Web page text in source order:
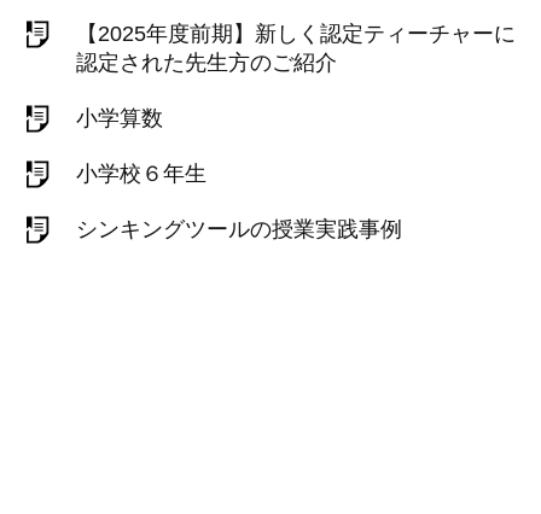
【2025年度前期】新しく認定ティーチャーに
認定された先生方のご紹介
小学算数
小学校６年生
シンキングツールの授業実践事例